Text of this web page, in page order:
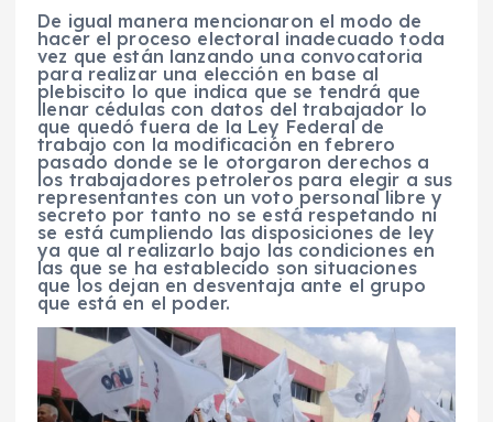
De igual manera mencionaron el modo de
hacer el proceso electoral inadecuado toda
vez que están lanzando una convocatoria
para realizar una elección en base al
plebiscito lo que indica que se tendrá que
llenar cédulas con datos del trabajador lo
que quedó fuera de la Ley Federal de
trabajo con la modificación en febrero
pasado donde se le otorgaron derechos a
los trabajadores petroleros para elegir a sus
representantes con un voto personal libre y
secreto por tanto no se está respetando ni
se está cumpliendo las disposiciones de ley
ya que al realizarlo bajo las condiciones en
las que se ha establecido son situaciones
que los dejan en desventaja ante el grupo
que está en el poder.